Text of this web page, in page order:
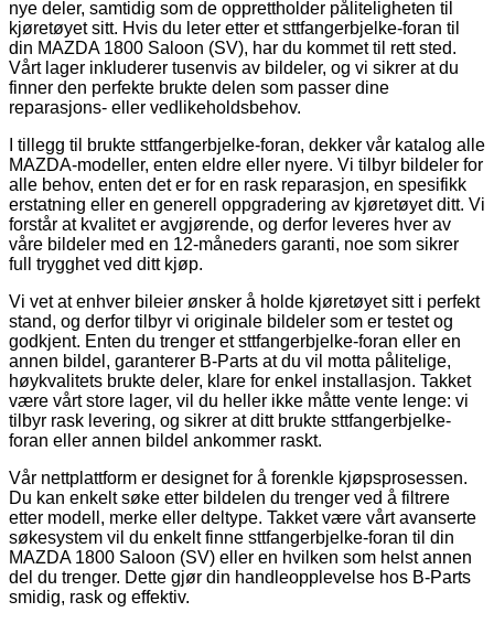
nye deler, samtidig som de opprettholder påliteligheten til
kjøretøyet sitt. Hvis du leter etter et sttfangerbjelke-foran til
din MAZDA 1800 Saloon (SV), har du kommet til rett sted.
Vårt lager inkluderer tusenvis av bildeler, og vi sikrer at du
finner den perfekte brukte delen som passer dine
reparasjons- eller vedlikeholdsbehov.
I tillegg til brukte sttfangerbjelke-foran, dekker vår katalog alle
MAZDA-modeller, enten eldre eller nyere. Vi tilbyr bildeler for
alle behov, enten det er for en rask reparasjon, en spesifikk
erstatning eller en generell oppgradering av kjøretøyet ditt. Vi
forstår at kvalitet er avgjørende, og derfor leveres hver av
våre bildeler med en 12-måneders garanti, noe som sikrer
full trygghet ved ditt kjøp.
Vi vet at enhver bileier ønsker å holde kjøretøyet sitt i perfekt
stand, og derfor tilbyr vi originale bildeler som er testet og
godkjent. Enten du trenger et sttfangerbjelke-foran eller en
annen bildel, garanterer B-Parts at du vil motta pålitelige,
høykvalitets brukte deler, klare for enkel installasjon. Takket
være vårt store lager, vil du heller ikke måtte vente lenge: vi
tilbyr rask levering, og sikrer at ditt brukte sttfangerbjelke-
foran eller annen bildel ankommer raskt.
Vår nettplattform er designet for å forenkle kjøpsprosessen.
Du kan enkelt søke etter bildelen du trenger ved å filtrere
etter modell, merke eller deltype. Takket være vårt avanserte
søkesystem vil du enkelt finne sttfangerbjelke-foran til din
MAZDA 1800 Saloon (SV) eller en hvilken som helst annen
del du trenger. Dette gjør din handleopplevelse hos B-Parts
smidig, rask og effektiv.